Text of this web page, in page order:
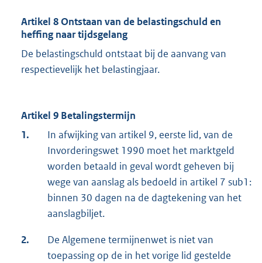
Artikel 8 Ontstaan van de belastingschuld en
heffing naar tijdsgelang
De belastingschuld ontstaat bij de aanvang van
respectievelijk het belastingjaar.
Artikel 9 Betalingstermijn
1.
In afwijking van artikel 9, eerste lid, van de
Invorderingswet 1990 moet het marktgeld
worden betaald in geval wordt geheven bij
wege van aanslag als bedoeld in artikel 7 sub1:
binnen 30 dagen na de dagtekening van het
aanslagbiljet.
2.
De Algemene termijnenwet is niet van
toepassing op de in het vorige lid gestelde